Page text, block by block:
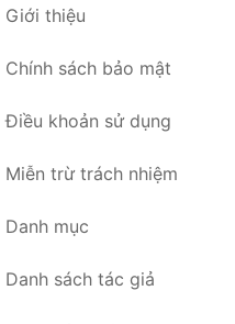
Giới thiệu
Chính sách bảo mật
Điều khoản sử dụng
Miễn trừ trách nhiệm
Danh mục
Danh sách tác giả